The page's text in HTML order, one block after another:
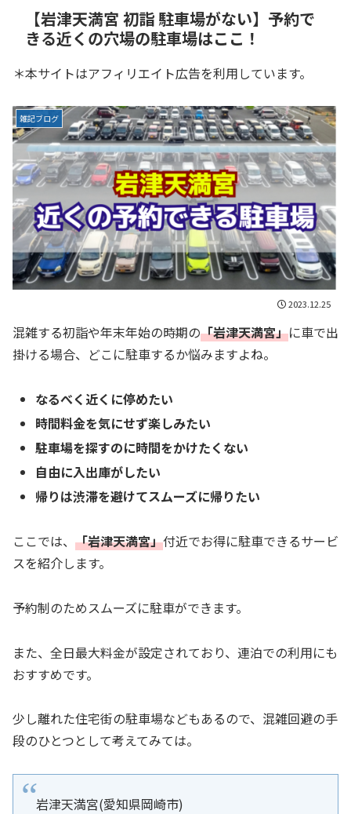
【岩津天満宮 初詣 駐車場がない】予約で
きる近くの穴場の駐車場はここ！
＊本サイトはアフィリエイト広告を利用しています。
雑記ブログ
2023.12.25
混雑する初詣や年末年始の時期の「岩津天満宮」に車で出
掛ける場合、どこに駐車するか悩みますよね。
なるべく近くに停めたい
時間料金を気にせず楽しみたい
駐車場を探すのに時間をかけたくない
自由に入出庫がしたい
帰りは渋滞を避けてスムーズに帰りたい
ここでは、 「岩津天満宮」付近でお得に駐車できるサービ
スを紹介します。
予約制のためスムーズに駐車ができます。
また、全日最大料金が設定されており、連泊での利用にも
おすすめです。
少し離れた住宅街の駐車場などもあるので、混雑回避の手
段のひとつとして考えてみては。
岩津天満宮(愛知県岡崎市)